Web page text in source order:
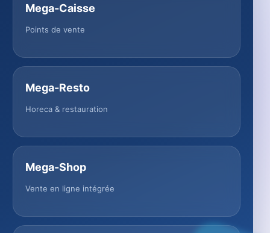
Mega-Caisse
Points de vente
Mega-Resto
Horeca & restauration
Mega-Shop
Vente en ligne intégrée